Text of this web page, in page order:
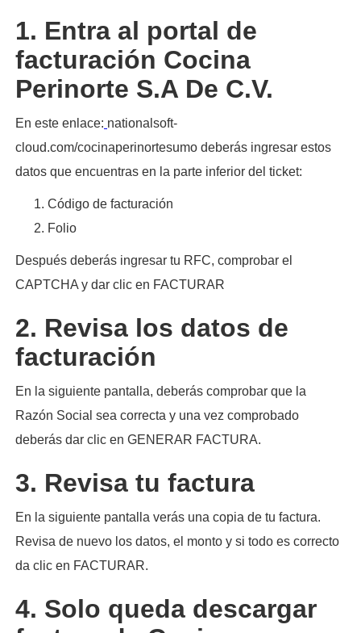
1. Entra al portal de
facturación Cocina
Perinorte S.A De C.V.
En este enlace: nationalsoft-
cloud.com/cocinaperinortesumo deberás ingresar estos
datos que encuentras en la parte inferior del ticket:
Código de facturación
Folio
Después deberás ingresar tu RFC, comprobar el
CAPTCHA y dar clic en FACTURAR
2. Revisa los datos de
facturación
En la siguiente pantalla, deberás comprobar que la
Razón Social sea correcta y una vez comprobado
deberás dar clic en GENERAR FACTURA.
3. Revisa tu factura
En la siguiente pantalla verás una copia de tu factura.
Revisa de nuevo los datos, el monto y si todo es correcto
da clic en FACTURAR.
4. Solo queda descargar